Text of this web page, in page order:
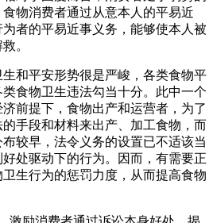
物消费者通过从意本人的平易近
者的平易近事义务，能够使本人被
。
平安形势很是严峻，各类食物平
食物卫生违法勾当十分。此中一个
前提下，食物出产和运营者，为了
手段和材料来出产、加工食物，而
较早，法令义务的设置已不适该当
处驱动下的行为。因而，有需要正
生行为的惩罚力度，从而提高食物